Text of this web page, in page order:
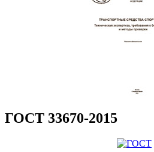
ГОСТ 33670-2015